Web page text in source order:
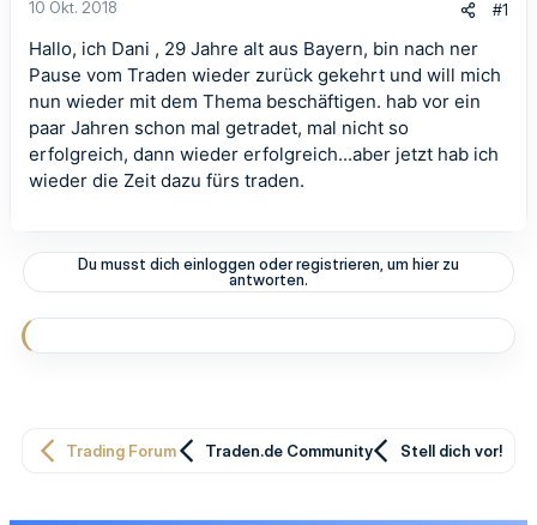
10 Okt. 2018 #1
Hallo, ich Dani , 29 Jahre alt aus Bayern, bin nach ner
Pause vom Traden wieder zurück gekehrt und will mich
nun wieder mit dem Thema beschäftigen. hab vor ein
paar Jahren schon mal getradet, mal nicht so
erfolgreich, dann wieder erfolgreich...aber jetzt hab ich
wieder die Zeit dazu fürs traden.
Du musst dich einloggen oder registrieren, um hier zu
antworten.
Trading Forum Traden.de Community Stell dich vor!